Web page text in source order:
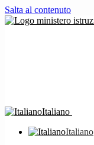
Salta al contenuto
Italiano
Italiano